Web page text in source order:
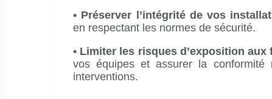
• Préserver l’intégrité de vos
en respectant les normes de sécurité.
• Limiter les risques d’exposition aux
vos équipes et assurer la conformité
interventions.